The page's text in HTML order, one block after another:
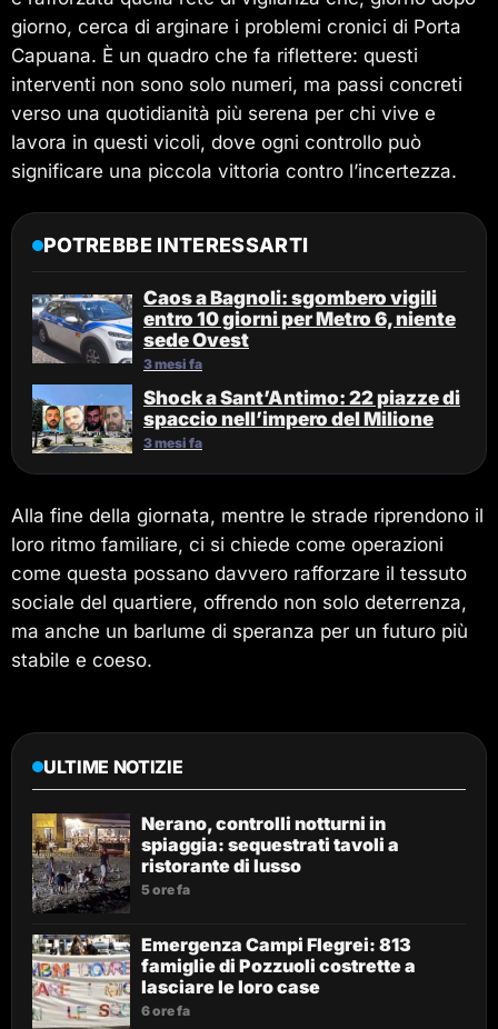
giorno, cerca di arginare i problemi cronici di Porta
Capuana. È un quadro che fa riflettere: questi
interventi non sono solo numeri, ma passi concreti
verso una quotidianità più serena per chi vive e
lavora in questi vicoli, dove ogni controllo può
significare una piccola vittoria contro l’incertezza.
POTREBBE INTERESSARTI
Caos a Bagnoli: sgombero vigili
entro 10 giorni per Metro 6, niente
sede Ovest
3 mesi fa
Shock a Sant’Antimo: 22 piazze di
spaccio nell’impero del Milione
3 mesi fa
Alla fine della giornata, mentre le strade riprendono il
loro ritmo familiare, ci si chiede come operazioni
come questa possano davvero rafforzare il tessuto
sociale del quartiere, offrendo non solo deterrenza,
ma anche un barlume di speranza per un futuro più
stabile e coeso.
ULTIME NOTIZIE
Nerano, controlli notturni in
spiaggia: sequestrati tavoli a
ristorante di lusso
5 ore fa
Emergenza Campi Flegrei: 813
famiglie di Pozzuoli costrette a
lasciare le loro case
6 ore fa